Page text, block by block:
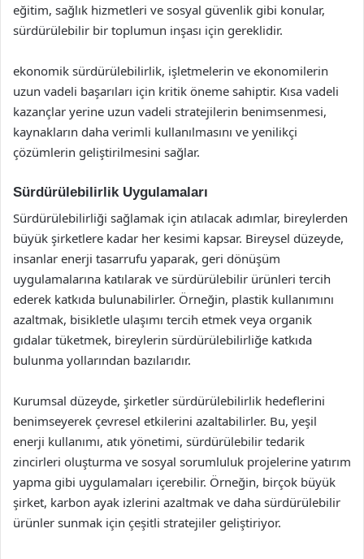
eğitim, sağlık hizmetleri ve sosyal güvenlik gibi konular,
sürdürülebilir bir toplumun inşası için gereklidir.
ekonomik sürdürülebilirlik, işletmelerin ve ekonomilerin
uzun vadeli başarıları için kritik öneme sahiptir. Kısa vadeli
kazançlar yerine uzun vadeli stratejilerin benimsenmesi,
kaynakların daha verimli kullanılmasını ve yenilikçi
çözümlerin geliştirilmesini sağlar.
Sürdürülebilirlik Uygulamaları
Sürdürülebilirliği sağlamak için atılacak adımlar, bireylerden
büyük şirketlere kadar her kesimi kapsar. Bireysel düzeyde,
insanlar enerji tasarrufu yaparak, geri dönüşüm
uygulamalarına katılarak ve sürdürülebilir ürünleri tercih
ederek katkıda bulunabilirler. Örneğin, plastik kullanımını
azaltmak, bisikletle ulaşımı tercih etmek veya organik
gıdalar tüketmek, bireylerin sürdürülebilirliğe katkıda
bulunma yollarından bazılarıdır.
Kurumsal düzeyde, şirketler sürdürülebilirlik hedeflerini
benimseyerek çevresel etkilerini azaltabilirler. Bu, yeşil
enerji kullanımı, atık yönetimi, sürdürülebilir tedarik
zincirleri oluşturma ve sosyal sorumluluk projelerine yatırım
yapma gibi uygulamaları içerebilir. Örneğin, birçok büyük
şirket, karbon ayak izlerini azaltmak ve daha sürdürülebilir
ürünler sunmak için çeşitli stratejiler geliştiriyor.